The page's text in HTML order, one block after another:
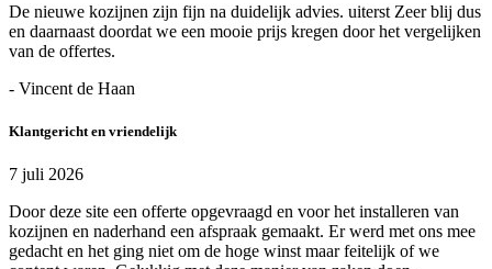
De nieuwe kozijnen zijn fijn na duidelijk advies. uiterst Zeer blij dus
en daarnaast doordat we een mooie prijs kregen door het vergelijken
van de offertes.
- Vincent de Haan
Klantgericht en vriendelijk
7 juli 2026
Door deze site een offerte opgevraagd en voor het installeren van
kozijnen en naderhand een afspraak gemaakt. Er werd met ons mee
gedacht en het ging niet om de hoge winst maar feitelijk of we